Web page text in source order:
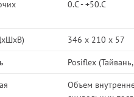
0.C - +50.C
346 х 210 х 57
Posiflex
Объем